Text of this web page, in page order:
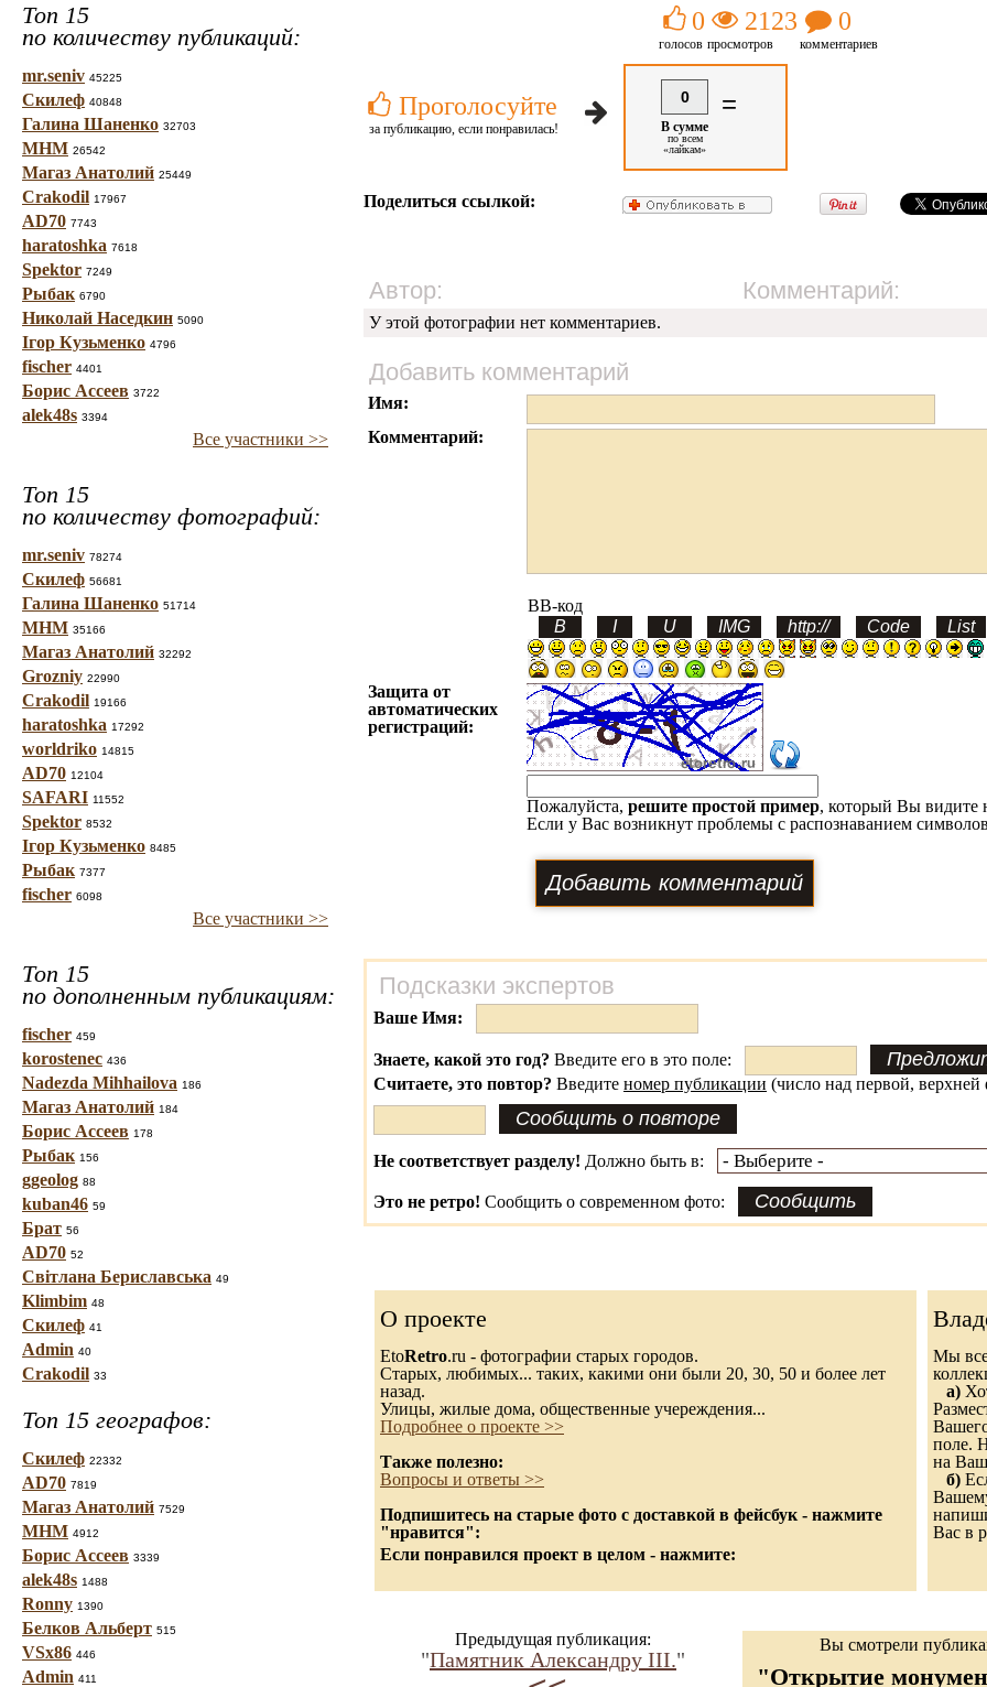
Топ 15
по количеству публикаций:
mr.seniv 45225
Скилеф 40848
Галина Шаненко 32703
МНМ 26542
Магаз Анатолий 25449
Crakodil 17967
AD70 7743
haratoshka 7618
Spektor 7249
Рыбак 6790
Николай Наседкин 5090
Ігор Кузьменко 4796
fischer 4401
Борис Ассеев 3722
alek48s 3394
Все участники >>
Топ 15
по количеству фотографий:
mr.seniv 78274
Скилеф 56681
Галина Шаненко 51714
МНМ 35166
Магаз Анатолий 32292
Grozniy 22990
Crakodil 19166
haratoshka 17292
worldriko 14815
AD70 12104
SAFARI 11552
Spektor 8532
Ігор Кузьменко 8485
Рыбак 7377
fischer 6098
Все участники >>
Топ 15
по дополненным публикациям:
fischer 459
korostenec 436
Nadezda Mihhailova 186
Магаз Анатолий 184
Борис Ассеев 178
Рыбак 156
ggeolog 88
kuban46 59
Брат 56
AD70 52
Світлана Бериславська 49
Klimbim 48
Скилеф 41
Admin 40
Crakodil 33
Топ 15 географов:
Скилеф 22332
AD70 7819
Магаз Анатолий 7529
МНМ 4912
Борис Ассеев 3339
alek48s 1488
Ronny 1390
Белков Альберт 515
VSx86 446
Admin 411
Проголосуйте
за публикацию, если понравилась!
0
голосов
2123
просмотров
0
комментариев
0
В сумме
по всем
«лайкам»
=
Поделиться ссылкой:
Автор: Комментарий:
У этой фотографии нет комментариев.
Добавить комментарий
Имя:
Комментарий:
BB-код
Защита от
автоматических
регистраций:
Пожалуйста, решите простой пример, который Вы видите
Если у Вас возникнут проблемы с распознаванием
Подсказки экспертов
Ваше Имя:
Знаете, какой это год? Введите его в это поле:
Считаете, это повтор? Введите номер публикации (число над первой,
Не соответствует разделу! Должно быть в:
Это не ретро! Сообщить о современном фото:
О проекте
EtoRetro.ru - фотографии старых городов.
Старых, любимых... таких, какими они были 20, 30, 50 и более лет
назад.
Улицы, жилые дома, общественные учереждения...
Подробнее о проекте >>
Также полезно:
Вопросы и ответы >>
Подпишитесь на старые фото с доставкой в фейсбук - нажмите
"нравится":
Если понравился проект в целом - нажмите:
Мы
а)
поле.
на
б)
Вас в
Предыдущая публикация:
"Памятник Александру III."
Вы смотрели
"Открытие